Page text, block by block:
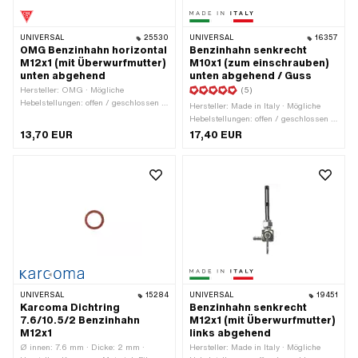
UNIVERSAL 25530
OMG Benzinhahn horizontal
M12x1 (mit Überwurfmutter)
unten abgehend
Hersteller: OMG · Mögliche
Hebelstellungen: offen / geschlossen /
Benzinschlauchanschluss: 6 mm ·
Höhe Reservestand: 100 mm
13,70 EUR
UNIVERSAL 16357
Benzinhahn senkrecht
M10x1 (zum einschrauben)
unten abgehend / Guss
(5)
Hersteller: Made in Italy · Mögliche
Hebelstellungen: offen / geschlossen /
Reserve · Material Hebel: Metall ·
Benzinschlauchanschluss: 6 mm ·
Einbaurichtung: senkrecht / vertikal ·
Auslassrichtung: unten ·
Reserverohrform: gerade · Höhe
Reservestand: 65 mm ·
Befestigungsart: einschrauben
17,40 EUR
UNIVERSAL 15284
Karcoma Dichtring
7.6/10.5/2 Benzinhahn
M12x1
Ø innen: 7.6 mm · Dicke: 2 mm ·
UNIVERSAL 19451
Benzinhahn senkrecht
M12x1 (mit Überwurfmutter)
links abgehend
Hersteller: Made in Italy · Mögliche